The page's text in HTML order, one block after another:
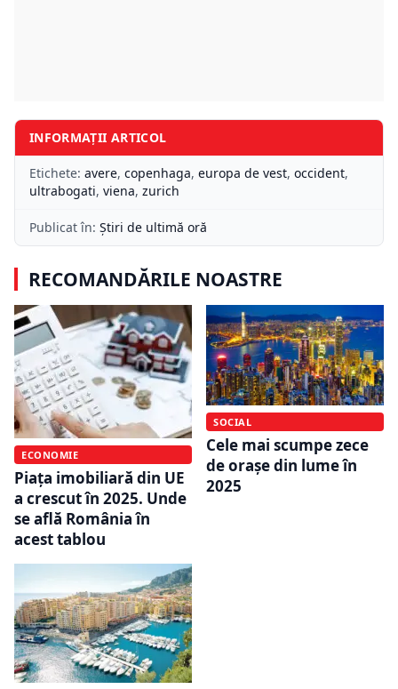
INFORMAȚII ARTICOL
Etichete: avere, copenhaga, europa de vest, occident,
ultrabogati, viena, zurich
Publicat în: Știri de ultimă oră
RECOMANDĂRILE NOASTRE
ECONOMIE
Piața imobiliară din UE
a crescut în 2025. Unde
se află România în
acest tablou
SOCIAL
Cele mai scumpe zece
de orașe din lume în
2025